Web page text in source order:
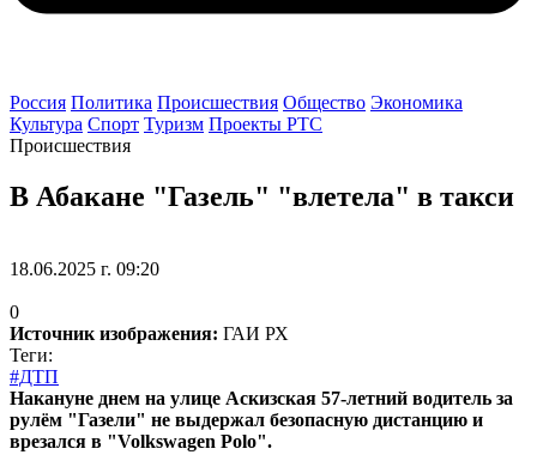
Россия Политика Происшествия Общество Экономика
Культура Спорт Туризм Проекты РТС
Происшествия
В Абакане "Газель" "влетела" в такси
18.06.2025 г. 09:20
0
Источник изображения: ГАИ РХ
Теги:
#ДТП
Накануне днем на улице Аскизская 57-летний водитель за
рулём "Газели" не выдержал безопасную дистанцию и
врезался в "Volkswagen Polo".